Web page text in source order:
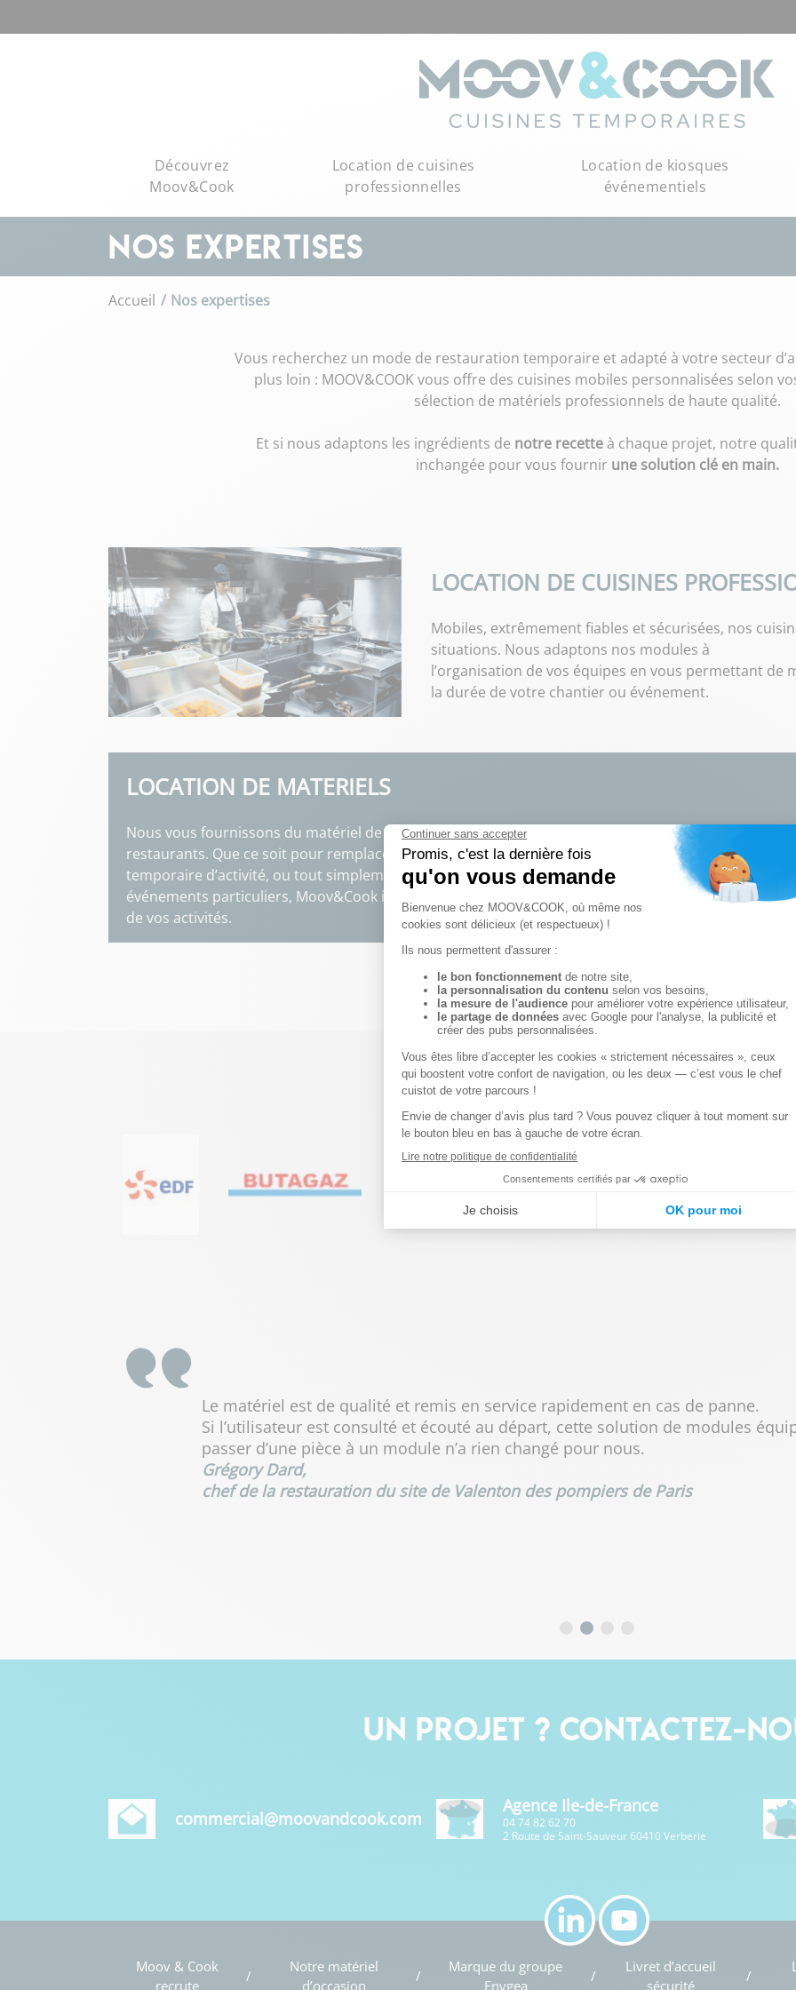
Découvrez
Moov&Cook
Location de cuisines
professionnelles
Location de kiosques
événementiels
NOS EXPERTISES
Accueil Nos expertises
Vous recherchez un mode de restauration temporaire et adapté à votre secteur
plus loin : MOOV&COOK vous offre des cuisines mobiles personnalisées selon
sélection de matériels professionnels de haute qualité.
Et si nous adaptons les ingrédients de notre recetteà chaque projet, notre
inchangée pour vous fournir une solution clé en main.
LOCATION DE CUISINES
Mobiles, extrêmement fiables et sécurisées, nos
situations. Nous adaptons nos modules à
l’organisation de vos équipes en vous permettant
la durée de votre chantier ou événement.
LOCATION DE MATERIELS
Nous vous fournissons du matériel de cuisine de qualité, robuste et récent, pour vos
restaurants. Que ce soit pour remplacer du matériel en panne, pallier une augmentation
temporaire d’activité, ou tout simplement équiper vos points de restauration sur des
événements particuliers, Moov&Cook intervient en un rien de temps pour garantir la continuité
de vos activités.
Ils nous font confiance
Le matériel est de qualité et remis en service rapidement en cas de panne.
Si l’utilisateur est consulté et écouté au départ, cette solution de modules
passer d’une pièce à un module n’a rien changé pour nous.
Grégory Dard,
chef de la restauration du site de Valenton des pompiers de Paris
Un projet ? Contactez-
commercial@moovandcook.com
Agence Ile-de-France
04 74 82 62 70
2 Route de Saint-Sauveur 60410 Verberie
Moov & Cook
recrute
Notre matériel
d’occasion
Marque du groupe
Enygea
Livret d’accueil
sécurité